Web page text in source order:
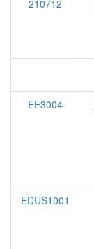
210712
EE3004
EDUS1001